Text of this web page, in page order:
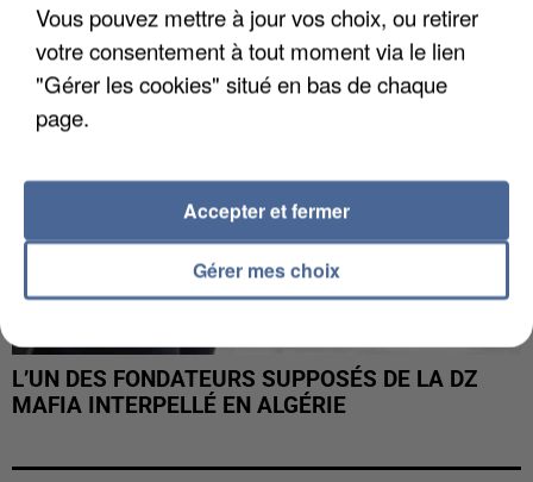
L’UN DES FONDATEURS SUPPOSÉS DE LA DZ
MAFIA INTERPELLÉ EN ALGÉRIE
Vous pouvez mettre à jour vos choix, ou retirer
votre consentement à tout moment via le lien
"Gérer les cookies" situé en bas de chaque
page.
Gérer mes choix
Accepter et fermer